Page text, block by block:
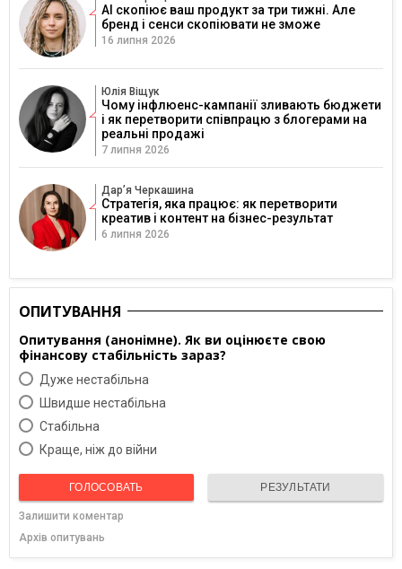
AI скопіює ваш продукт за три тижні. Але
бренд і сенси скопіювати не зможе
16 липня 2026
Юлія Віщук
Чому інфлюенс-кампанії зливають бюджети
і як перетворити співпрацю з блогерами на
реальні продажі
7 липня 2026
Дарʼя Черкашина
Стратегія, яка працює: як перетворити
креатив і контент на бізнес-результат
6 липня 2026
ОПИТУВАННЯ
Опитування (анонімне). Як ви оцінюєте свою
фінансову стабільність зараз?
Дуже нестабільна
Швидше нестабільна
Cтабільна
Краще, ніж до війни
ГОЛОСОВАТЬ РЕЗУЛЬТАТИ
Залишити коментар
Архів опитувань